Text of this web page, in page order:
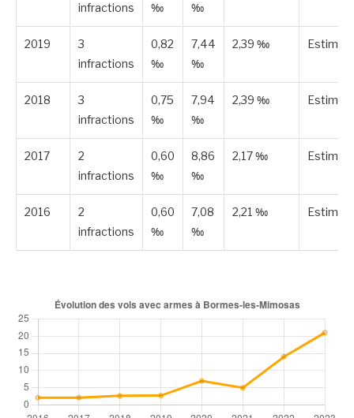
infractions
‰
‰
2019
3
infractions
0,82
‰
7,44
‰
2,39 ‰ Estimée
2018
3
infractions
0,75
‰
7,94
‰
2,39 ‰ Estimée
2017
2
infractions
0,60
‰
8,86
‰
2,17 ‰ Estimée
2016
2
infractions
0,60
‰
7,08
‰
2,21 ‰ Estimée